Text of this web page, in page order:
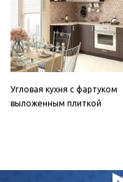
Угловая кухня с фартуком
выложенным плиткой